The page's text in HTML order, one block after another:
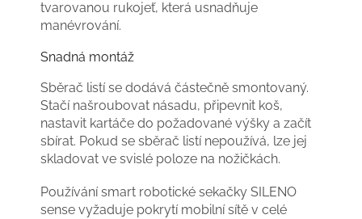
tvarovanou rukojeť, která usnadňuje
manévrování.
Snadná montáž
Sběrač listí se dodává částečně smontovaný.
Stačí našroubovat násadu, připevnit koš,
nastavit kartáče do požadované výšky a začít
sbírat. Pokud se sběrač listí nepoužívá, lze jej
skladovat ve svislé poloze na nožičkách.
Používání smart robotické sekačky SILENO
sense vyžaduje pokrytí mobilní sítě v celé